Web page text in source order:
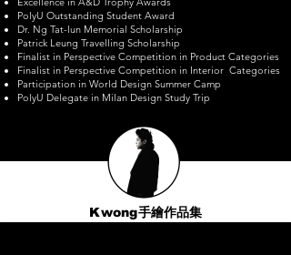
PolyU Outstanding Student Award
Dr. Ng Tat-lun Memorial Scholarship
Patrick Leung Travelling Scholarship
Finalist in Perspective Competition in Product Categories
Finalist in Perspective Competition in Interior Categories
Participation in World Design Summer Camp
PolyU Delegate in Milan Design Study Trip
Kwong手繪作品集